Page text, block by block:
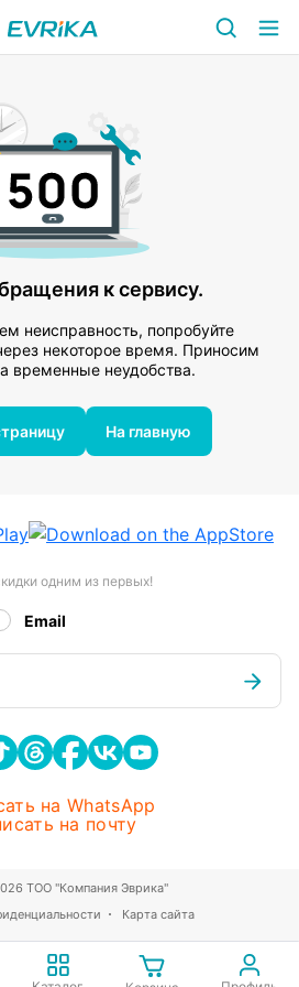
к сервису.
неисправность, попробуйте
некоторое время. Приносим
временные неудобства.
На главную
одним из первых!
Email
на WhatsApp
на почту
Карта сайта
ТОО "Компания Эврика"